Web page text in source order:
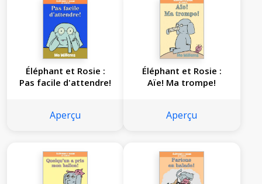
Éléphant et Rosie :
Pas facile d'attendre!
Aperçu
Éléphant et Rosie :
Aïe! Ma trompe!
Aperçu